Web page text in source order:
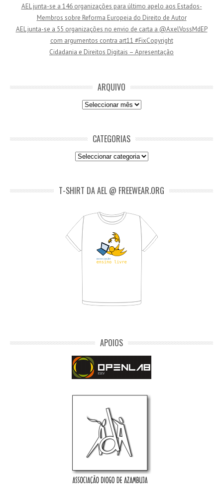
AEL junta-se a 146 organizações para último apelo aos Estados-
Membros sobre Reforma Europeia do Direito de Autor
AEL junta-se a 55 organizações no envio de carta a @AxelVossMdEP
com argumentos contra art11 #FixCopyright
Cidadania e Direitos Digitais – Apresentação
ARQUIVO
Arquivo
CATEGORIAS
Categorias
T-SHIRT DA AEL @ FREEWEAR.ORG
APOIOS